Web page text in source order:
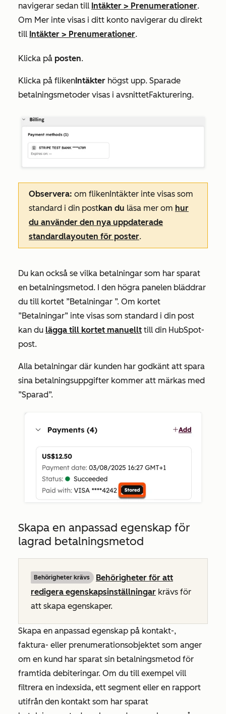
navigerar sedan till Intäkter > Prenumerationer.
Om Mer inte visas i ditt konto navigerar du direkt
till Intäkter > Prenumerationer.
Klicka på posten.
Klicka på flikenIntäkter högst upp. Sparade
betalningsmetoder visas i avsnittetFakturering.
Observera: om fliken Intäkter inte visas som
standard i din postkan du läsa mer om hur
du använder den nya uppdaterade
standardlayouten för poster.
Du kan också se vilka betalningar som har sparat
en betalningsmetod. I den högra panelen bläddrar
du till kortet ”Betalningar ”. Om kortet
”Betalningar” inte visas som standard i din post
kan du lägga till kortet manuellt till din HubSpot-
post.
Alla betalningar där kunden har godkänt att spara
sina betalningsuppgifter kommer att märkas med
”Sparad”.
Skapa en anpassad egenskap för
lagrad betalningsmetod
Behörigheter krävs
Behörigheter för att
redigera egenskapsinställningar krävs för
att skapa egenskaper.
Skapa en anpassad egenskap på kontakt-,
faktura- eller prenumerationsobjektet som anger
om en kund har sparat sin betalningsmetod för
framtida debiteringar. Om du till exempel vill
filtrera en indexsida, ett segment eller en rapport
utifrån den kontakt som har sparat